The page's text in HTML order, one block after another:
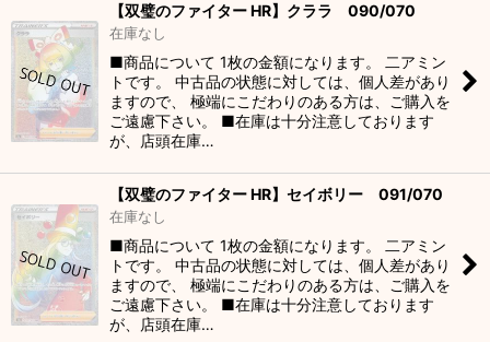
【双璧のファイター HR】クララ 090/070
在庫なし
■商品について 1枚の金額になります。 二アミン
トです。 中古品の状態に対しては、個人差があり
ますので、 極端にこだわりのある方は、ご購入を
ご遠慮下さい。 ■在庫は十分注意しております
が、店頭在庫…
【双璧のファイター HR】セイボリー 091/070
在庫なし
■商品について 1枚の金額になります。 二アミン
トです。 中古品の状態に対しては、個人差があり
ますので、 極端にこだわりのある方は、ご購入を
ご遠慮下さい。 ■在庫は十分注意しております
が、店頭在庫…